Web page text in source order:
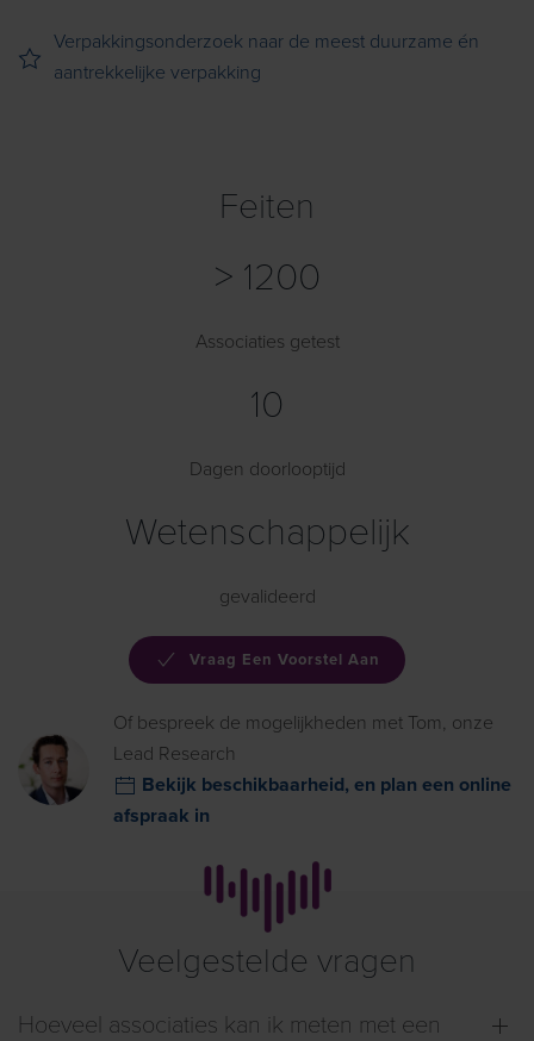
Verpakkingsonderzoek naar de meest duurzame én
aantrekkelijke verpakking
Feiten
> 1200
Associaties getest
10
Dagen doorlooptijd
Wetenschappelijk
gevalideerd
Vraag Een Voorstel Aan
Of bespreek de mogelijkheden met Tom, onze
Lead Research
Bekijk beschikbaarheid, en plan een online
afspraak in
Veelgestelde vragen
Hoeveel associaties kan ik meten met een